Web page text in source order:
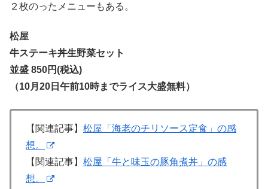
２枚のったメニューもある。
松屋
牛ステーキ丼生野菜セット
並盛 850円(税込)
（10月20日午前10時までライス大盛無料）
【関連記事】 松屋「海老のチリソース定食」の感
想。
【関連記事】 松屋「牛と味玉の豚角煮丼」の感
想。